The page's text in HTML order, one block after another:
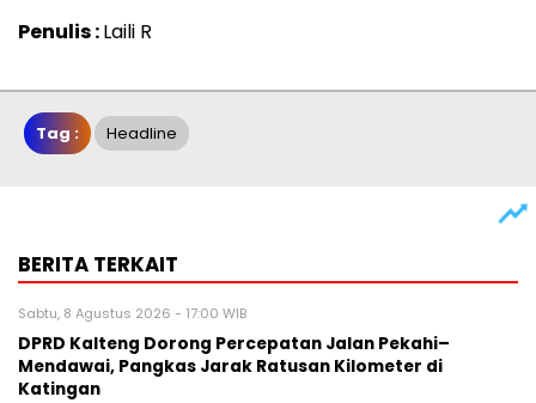
Penulis :Laili R
Tag : Headline
BERITA TERKAIT
Sabtu, 8 Agustus 2026 - 17:00 WIB
DPRD Kalteng Dorong Percepatan Jalan Pekahi–
Mendawai, Pangkas Jarak Ratusan Kilometer di
Katingan